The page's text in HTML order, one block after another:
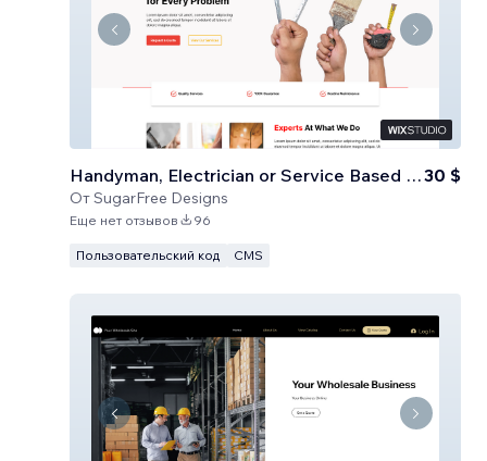
Handyman, Electrician or Service Based Business
ОтSugarFree Designs
30 $
Еще нет отзывов 96
Пользовательский код CMS